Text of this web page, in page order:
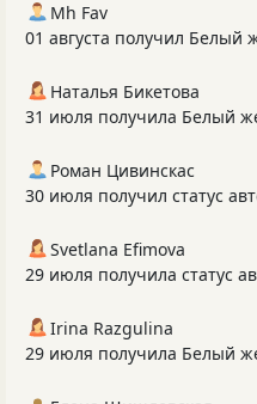
Mh Fav
01 августа получил Белый
Наталья Бикетова
31 июля получила Белый
Роман Цивинскас
30 июля получил статус
Svetlana Efimova
29 июля получила статус
Irina Razgulina
29 июля получила Белый